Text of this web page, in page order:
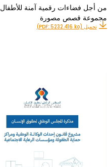
من أجل فضاءات رقمية آمنة للأطفال
مجموعة قصص مصورة
تحميل (PDF: 5232.416 ko)